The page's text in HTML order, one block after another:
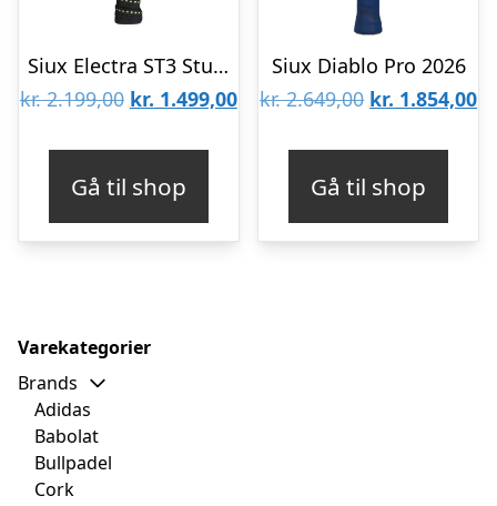
Siux Electra ST3 Stupa Pro Padelbat
kr.2.199,00 Den
var:
kr. 2.199,00.
kr. 1.499,00Den
kr. 1.499,00.
Gå til shop
Siux Diablo Pro 2026
kr.2.649,00 Den
var:
kr. 2.649,00.
kr. 1.854,00
Gå til shop
Varekategorier
Brands
Adidas
Babolat
Bullpadel
Cork